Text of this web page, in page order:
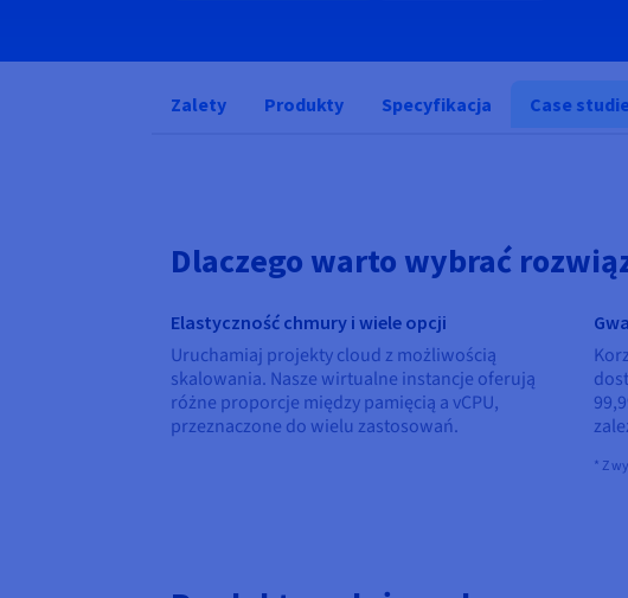
Zalety Produkty Specyfikacja Case
Dlaczego warto wybrać
Elastyczność chmury i wiele opcji
Uruchamiaj projekty cloud z możliwością
skalowania. Nasze wirtualne instancje oferują
różne proporcje między pamięcią a vCPU,
przeznaczone do wielu zastosowań.
* Z